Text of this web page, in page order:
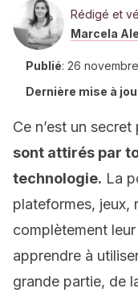
Rédigé et
Marcela
Publié: 26
Dernière mise à
Ce n’est un
sont attirés par
technologie. La
plateformes, jeux,
complètement
apprendre à
grande partie, de